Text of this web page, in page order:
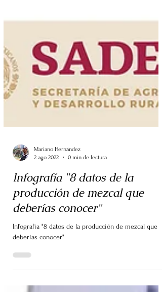
2 ago 2022
0 min de lectura
Infografía "8 datos de la
producción de mezcal que
deberías conocer"
deberías conocer"